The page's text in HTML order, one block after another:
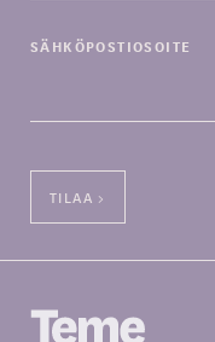
SÄHKÖPOSTIOSOITE